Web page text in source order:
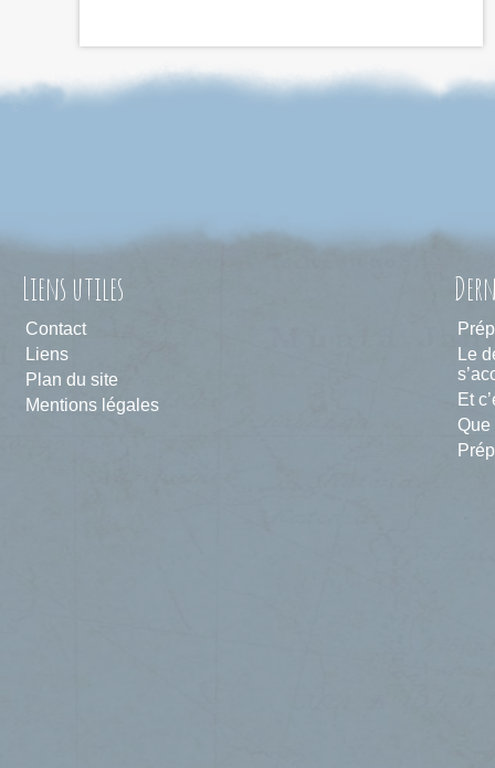
Liens utiles
Contact
Liens
Plan du site
Mentions légales
Le
Et
Que